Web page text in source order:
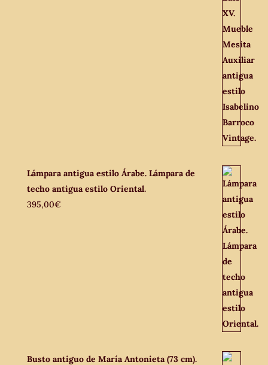
Lámpara antigua estilo Árabe. Lámpara de
techo antigua estilo Oriental.
395,00€
Busto antiguo de María Antonieta (73 cm).